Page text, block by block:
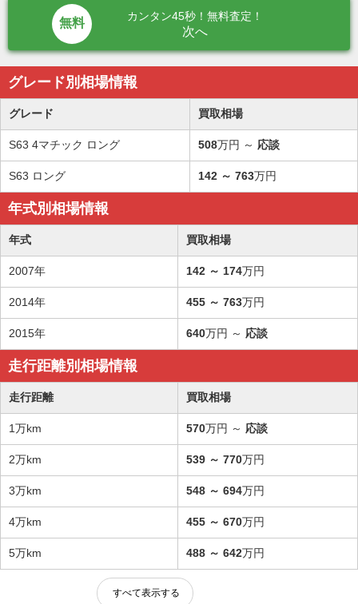
カンタン45秒！無料査定！
次へ
グレード別相場情報
グレード 買取相場
S63 4マチック ロング 508万円 ～ 応談
S63 ロング 142 ～ 763万円
年式別相場情報
年式 買取相場
2007年 142 ～ 174万円
2014年 455 ～ 763万円
2015年 640万円 ～ 応談
走行距離別相場情報
走行距離 買取相場
1万km 570万円 ～ 応談
2万km 539 ～ 770万円
3万km 548 ～ 694万円
4万km 455 ～ 670万円
5万km 488 ～ 642万円
すべて表示する